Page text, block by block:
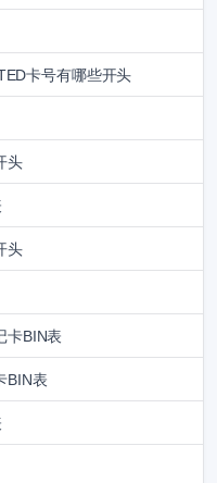
卡号有哪些开头
头
头
卡BIN表
BIN表